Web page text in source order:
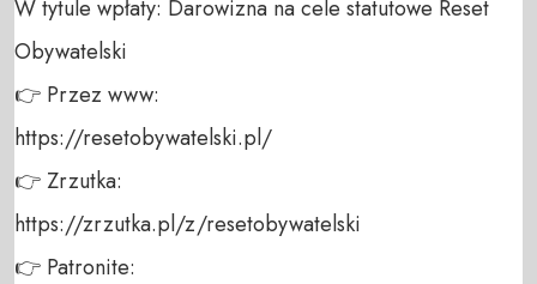
W tytule wpłaty: Darowizna na cele statutowe Reset
Obywatelski
👉 Przez www:
https://resetobywatelski.pl/
👉 Zrzutka:
https://zrzutka.pl/z/resetobywatelski
👉 Patronite: